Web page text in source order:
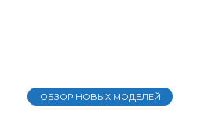
ОБЗОР НОВЫХ МОДЕЛЕЙ